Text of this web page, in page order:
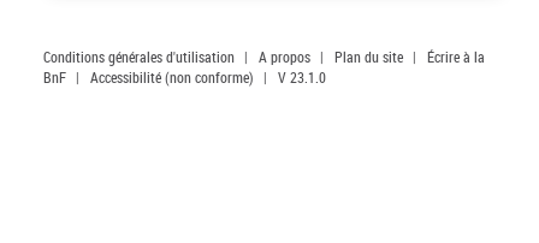
Conditions générales d'utilisation | A propos | Plan du site |
Écrire à la
BnF | Accessibilité (non conforme) | V 23.1.0